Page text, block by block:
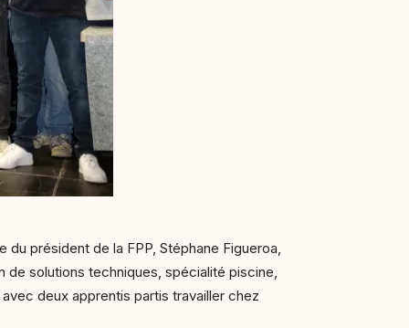
président de la FPP, Stéphane Figueroa,
de solutions techniques, spécialité piscine,
deux apprentis partis travailler chez